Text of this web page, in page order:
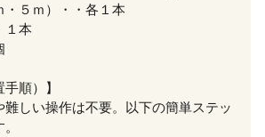
・５ｍ）・・各１本
１本
順）】
しい操作は不要。以下の簡単ステッ